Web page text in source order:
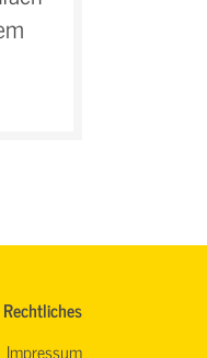
Rechtliches
Impressum